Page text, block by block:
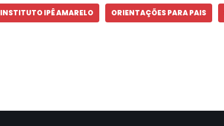
INSTITUTO IPÊ AMARELO ORIENTAÇÕES PARA PAIS